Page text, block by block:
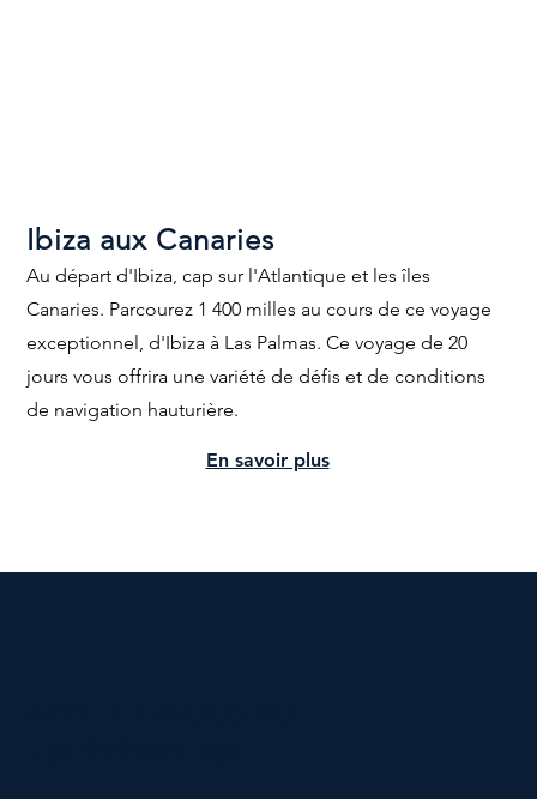
Ibiza aux Canaries
Au départ d'Ibiza, cap sur l'Atlantique et les îles
Canaries. Parcourez 1 400 milles au cours de ce voyage
exceptionnel, d'Ibiza à Las Palmas. Ce voyage de 20
jours vous offrira une variété de défis et de conditions
de navigation hauturière.
En savoir plus